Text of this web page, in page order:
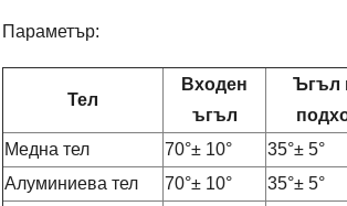
Параметър:
Тел
Входен
ъгъл
Ъгъл
Медна тел
70°± 10° 35°± 5°
Алуминиева тел
70°± 10° 35°± 5°